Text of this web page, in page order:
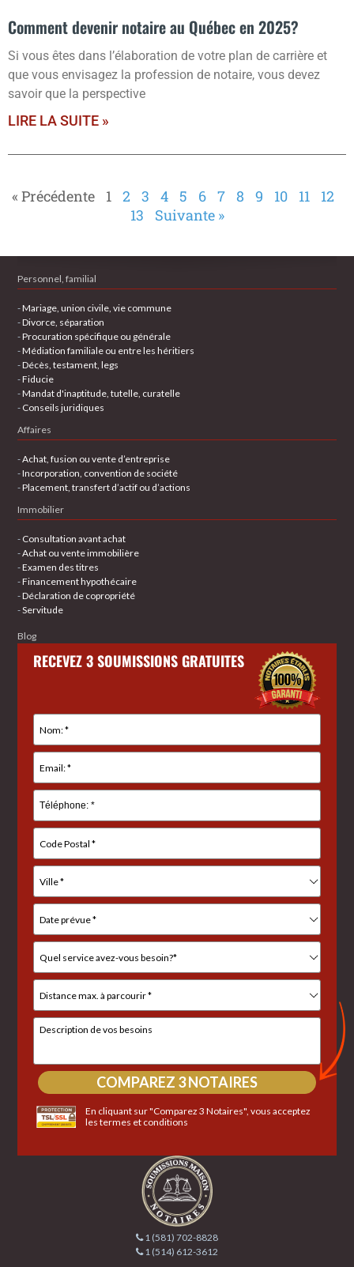
Comment devenir notaire au Québec en 2025?
Si vous êtes dans l’élaboration de votre plan de carrière et
que vous envisagez la profession de notaire, vous devez
savoir que la perspective
LIRE LA SUITE »
« Précédente 1 2 3 4 5 6 7 8 9 10 11
12
13
Suivante »
Personnel, familial
-Mariage, union civile, vie commune
-Divorce, séparation
-Procuration spécifique ou générale
-Médiation familiale ou entre les héritiers
-Décès, testament, legs
-Fiducie
-Mandat d'inaptitude, tutelle, curatelle
- Conseils juridiques
Affaires
-Achat, fusion ou vente d’entreprise
-Incorporation, convention de société
-Placement, transfert d’actif ou d’actions
Immobilier
- Consultation avant achat
-Achat ou vente immobilière
-Examen des titres
-Financement hypothécaire
-Déclaration de copropriété
-Servitude
Blog
RECEVEZ 3 SOUMISSIONS GRATUITES
En cliquant sur "Comparez 3 Notaires", vous acceptez
lestermes et conditions
1 (581) 702-8828
1 (514) 612-3612